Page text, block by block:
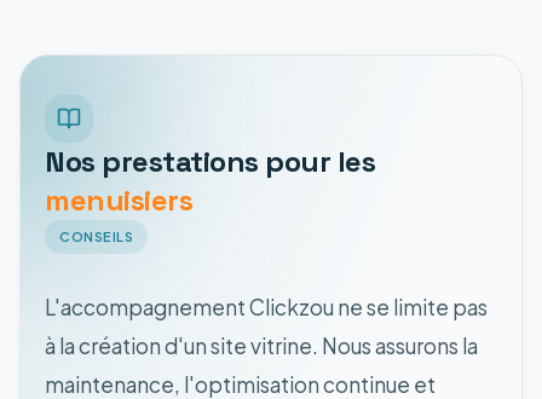
Nos prestations pour les
menuisiers
CONSEILS
L'accompagnement Clickzou ne se limite pas
à la création d'un site vitrine. Nous assurons la
maintenance, l'optimisation continue et